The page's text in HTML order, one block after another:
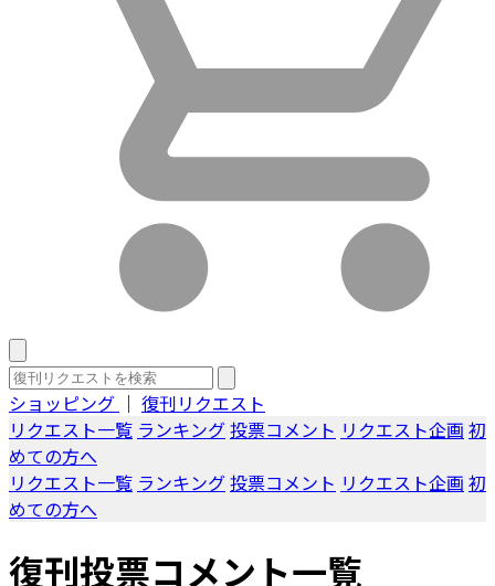
ショッピング ｜ 復刊リクエスト
リクエスト一覧 ランキング投票コメント リクエスト企画 初
めての方へ
リクエスト一覧 ランキング投票コメント リクエスト企画 初
めての方へ
復刊投票コメント一覧